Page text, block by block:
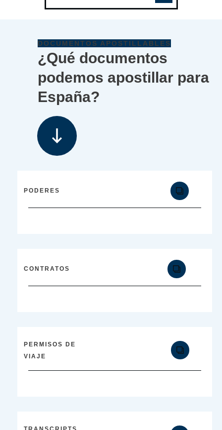
DOCUMENTOS APOSTILLABLES
¿Qué documentos
podemos apostillar para
España?
PODERES
CONTRATOS
PERMISOS DE
VIAJE